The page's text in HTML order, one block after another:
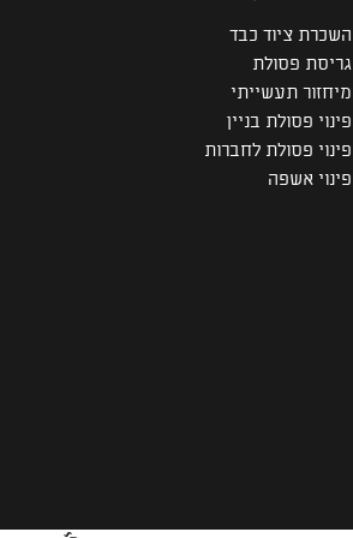
השכרת ציוד כבד
גריסת פסולת
מיחזור תעשייתי
פינוי פסולת בניין
פינוי פסולת לחברות
פינוי אשפה